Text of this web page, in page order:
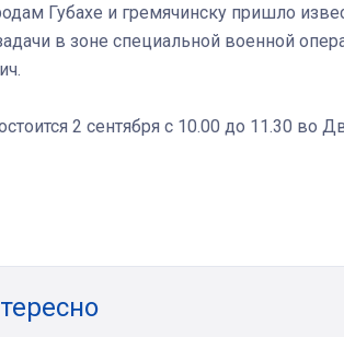
Губахе и гремячинску пришло
в зоне специальной военной
2 сентября с 10.00 до 11.30 во